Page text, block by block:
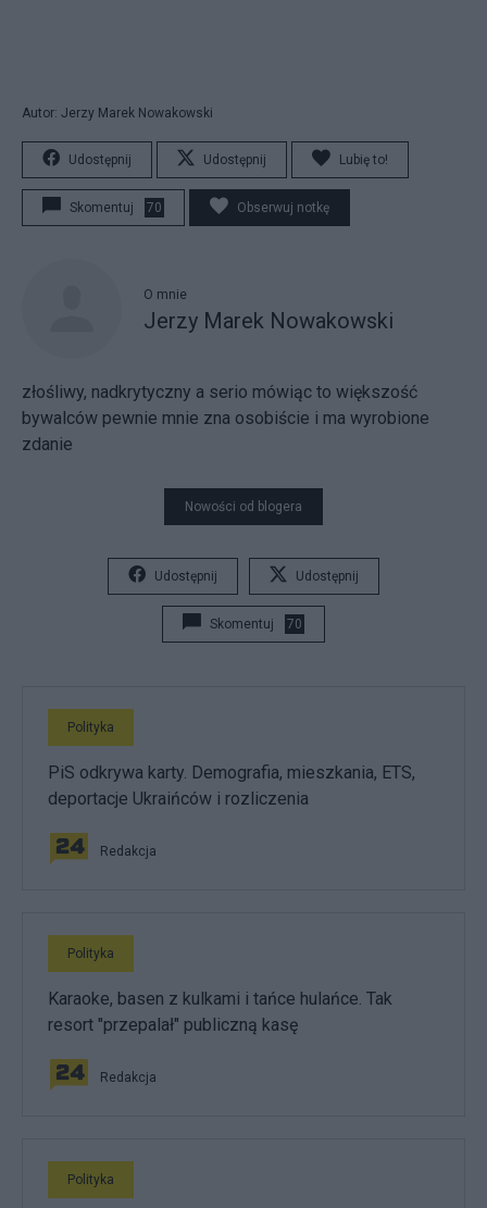
Autor: Jerzy Marek Nowakowski
Udostępnij Udostępnij Lubię to!
Skomentuj 70 Obserwuj notkę
O mnie
Jerzy Marek Nowakowski
złośliwy, nadkrytyczny a serio mówiąc to większość
bywalców pewnie mnie zna osobiście i ma wyrobione
zdanie
Nowości od blogera
Udostępnij Udostępnij
Skomentuj 70
Polityka
PiS odkrywa karty. Demografia, mieszkania, ETS,
deportacje Ukraińców i rozliczenia
Redakcja
Polityka
Karaoke, basen z kulkami i tańce hulańce. Tak
resort "przepalał" publiczną kasę
Redakcja
Polityka